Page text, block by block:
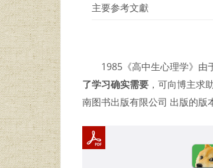
主要参考文獻
1985《高中生心理学》由
了学习确实需要 ，可向博主求
南图书出版有限公司 出版的版